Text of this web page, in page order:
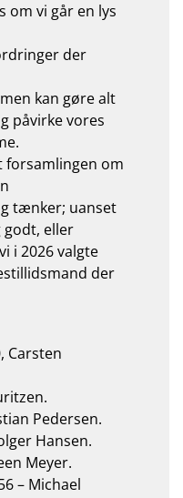
om vi går en lys
der
kan gøre alt
påvirke vores
om
tænker; uanset
godt, eller
i 2026 valgte
der
Carsten
Pedersen.
Hansen.
Meyer.
– Michael